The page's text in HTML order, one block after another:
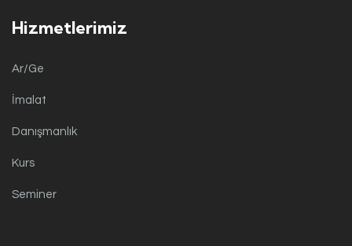
Hizmetlerimiz
Ar/Ge
İmalat
Danışmanlık
Kurs
Seminer